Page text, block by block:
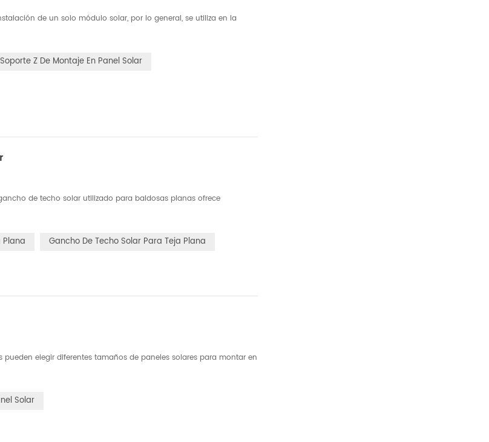
de un solo módulo solar, por lo general, se utiliza en la
Soporte Z De Montaje En Panel Solar
de techo solar utilizado para baldosas planas ofrece
Plana Gancho De Techo Solar Para Teja Plana
elegir diferentes tamaños de paneles solares para montar en
Solar